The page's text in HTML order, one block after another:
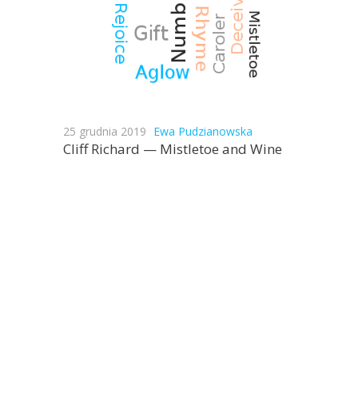
25 grudnia 2019 Ewa Pudzianowska
Cliff Richard — Mistletoe and Wine